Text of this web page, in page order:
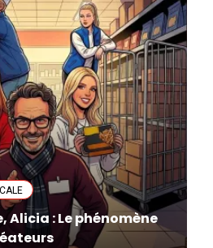
Alicia : Le phénomène